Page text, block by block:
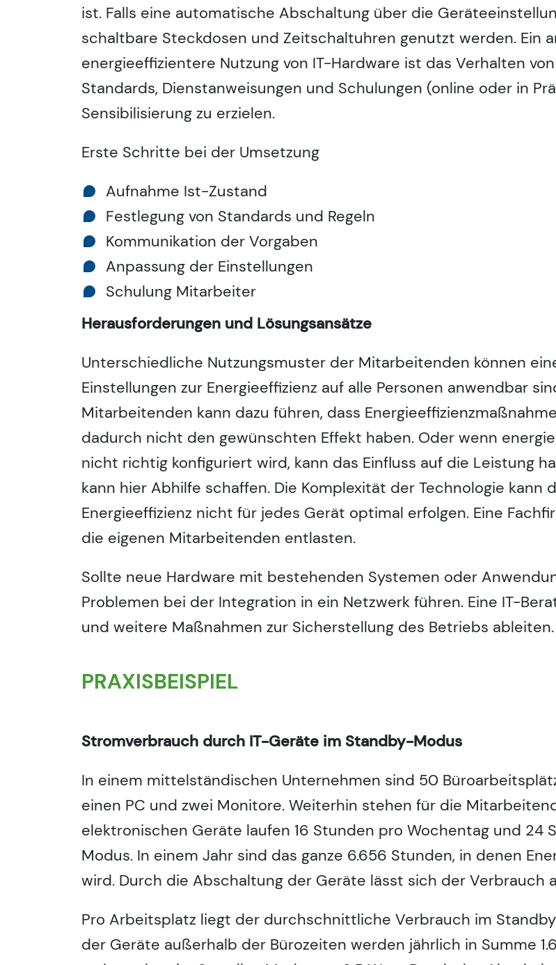
ist. Falls eine automatische Abschaltung über die
schaltbare Steckdosen und Zeitschaltuhren genutzt werden. Ein
energieeffizientere Nutzung von IT-Hardware ist das Verhalten
Standards, Dienstanweisungen und Schulungen (online oder in
Sensibilisierung zu erzielen.
Erste Schritte bei der Umsetzung
Aufnahme Ist-Zustand
Festlegung von Standards und Regeln
Kommunikation der Vorgaben
Anpassung der Einstellungen
Schulung Mitarbeiter
Herausforderungen und Lösungsansätze
Unterschiedliche Nutzungsmuster der Mitarbeitenden können
Einstellungen zur Energieeffizienz auf alle Personen anwendbar
Mitarbeitenden kann dazu führen, dass
dadurch nicht den gewünschten Effekt haben. Oder wenn
nicht richtig konfiguriert wird, kann das Einfluss auf die Leistung
kann hier Abhilfe schaffen. Die Komplexität der Technologie kann
Energieeffizienz nicht für jedes Gerät optimal erfolgen. Eine
die eigenen Mitarbeitenden entlasten.
Sollte neue Hardware mit bestehenden Systemen oder
Problemen bei der Integration in ein Netzwerk führen. Eine IT-
und weitere Maßnahmen zur Sicherstellung des Betriebs ableiten.
PRAXISBEISPIEL
Stromverbrauch durch IT-Geräte im Standby-Modus
In einem mittelständischen Unternehmen sind 50
einen PC und zwei Monitore. Weiterhin stehen für die
elektronischen Geräte laufen 16 Stunden pro Wochentag und 24
Modus. In einem Jahr sind das ganze 6.656 Stunden, in denen
wird. Durch die Abschaltung der Geräte lässt sich der Verbrauch
Pro Arbeitsplatz liegt der durchschnittliche Verbrauch im
der Geräte außerhalb der Bürozeiten werden jährlich in Summe